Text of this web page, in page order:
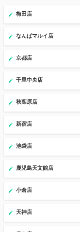
梅田店
なんばマルイ店
京都店
千里中央店
秋葉原店
新宿店
池袋店
鹿児島天文館店
小倉店
天神店